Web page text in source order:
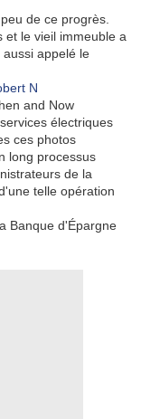
de ce progrès.
et le vieil immeuble a
aussi appelé le
and Now
électriques
ces photos
long processus
de la
telle opération
Banque d'Épargne